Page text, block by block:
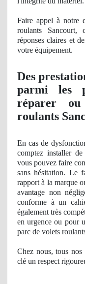
Faire appel à notre
roulants Sancourt,
réponses claires et
votre équipement.
Des
parmi les
réparer
roulants
En cas de
comptez installer
vous pouvez faire
sans hésitation. Le
rapport à la marque
avantage non n
conforme à un
également très
en urgence ou pour
parc de volets
Chez nous, tous
clé un respect